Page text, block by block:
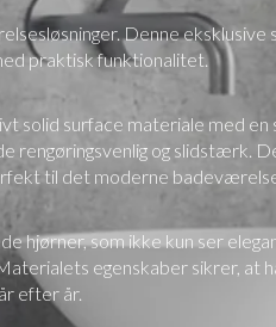
Denne eksklusive
praktisk funktionalitet.
surface materiale med
rengøringsvenlig og slidstærk.
til det moderne
som ikke kun ser
egenskaber sikrer, at
efter år.